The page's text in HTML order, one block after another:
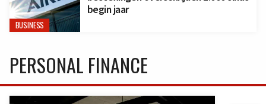
BUSINESS
begin jaar
PERSONAL FINANCE